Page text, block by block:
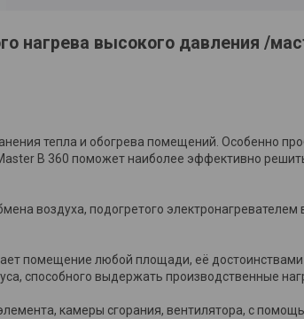
нагрева высокого давления /
тепла и обогрева помещений. Особенно
B 360 поможет наиболее эффективно
воздуха, подогретого электронагревателем
помещение любой площади, её
способного выдержать производственные
камеры сгорания, вентилятора, с